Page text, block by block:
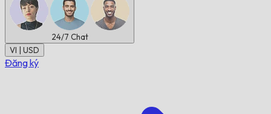
24/7 Chat
VI | USD
Đăng ký